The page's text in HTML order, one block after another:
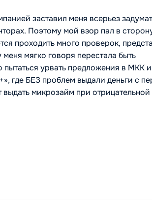
заставил меня всерьез
Поэтому мой взор пал в
проходить много проверок,
мягко говоря перестала быть
пытаться урвать предложения в МКК
где БЕЗ проблем выдали деньги с
выдать микрозайм при